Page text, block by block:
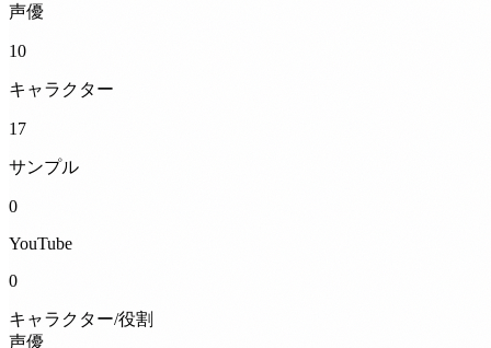
声優
10
キャラクター
17
サンプル
0
YouTube
0
キャラクター/役割
声優